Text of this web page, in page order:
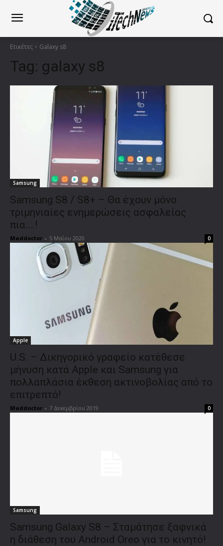
Ετικέτες Galaxy s8
Tag: galaxy s8
Samsung
Samsung S8 / S8+ – Θα έχουν μόνο
τριμηνιαίες ενημερώσεις ασφαλείας
πια….!
Maddoctor - 5 Μαΐου 2020 0
Apple
U.S. – Δικηγορικό γραφείο κατέθεσε
μήνυση κατά Apple και Samsung για
πολλαπλάσια έκθεση ακτινοβολίας από το
επιτρεπτό!
Maddoctor - 7 Δεκεμβρίου 2019 0
Samsung
Samsung Galaxy S8 – Σταμάτησε ξαφνικά
η διάθεση του Android Oreo για το κινητό!